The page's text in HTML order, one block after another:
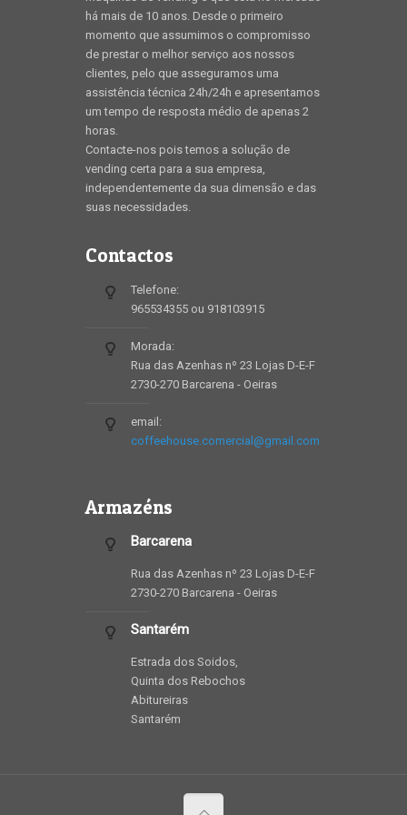
há mais de 10 anos. Desde o primeiro
momento que assumimos o compromisso
de prestar o melhor serviço aos nossos
clientes, pelo que asseguramos uma
assistência técnica 24h/24h e apresentamos
um tempo de resposta médio de apenas 2
horas.
Contacte-nos pois temos a solução de
vending certa para a sua empresa,
independentemente da sua dimensão e das
suas necessidades.
Contactos
Telefone:
965534355 ou 918103915
Morada:
Rua das Azenhas nº 23 Lojas D-E-F
2730-270 Barcarena - Oeiras
email:
coffeehouse.comercial@gmail.com
Armazéns
Barcarena
Rua das Azenhas nº 23 Lojas D-E-F
2730-270 Barcarena - Oeiras
Santarém
Estrada dos Soidos,
Quinta dos Rebochos
Abitureiras
Santarém